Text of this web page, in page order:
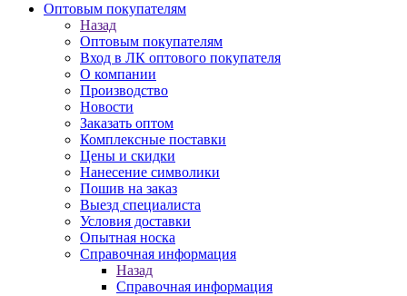
Оптовым покупателям
Назад
Оптовым покупателям
Вход в ЛК оптового покупателя
О компании
Производство
Новости
Заказать оптом
Комплексные поставки
Цены и скидки
Нанесение символики
Пошив на заказ
Выезд специалиста
Условия доставки
Опытная носка
Справочная информация
Назад
Справочная информация